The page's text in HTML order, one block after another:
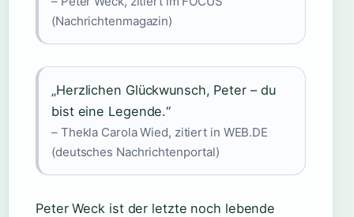
(Nachrichtenmagazin)
„Herzlichen Glückwunsch, Peter – du
bist eine Legende.“
– Thekla Carola Wied, zitiert in WEB.DE
(deutsches Nachrichtenportal)
Peter Weck ist der letzte noch lebende